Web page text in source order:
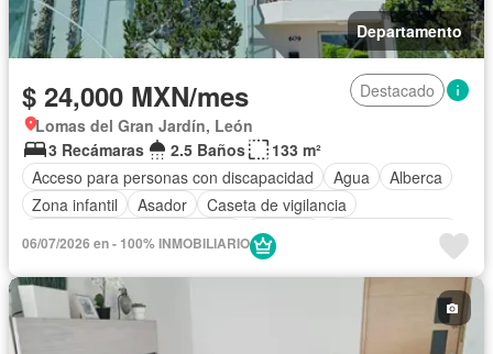
Departamento
$ 24,000 MXN/mes
Destacado
Lomas del Gran Jardín, León
3 Recámaras
2.5 Baños
133 m²
Acceso para personas con discapacidad
Agua
Alberca
Zona infantil
Asador
Caseta de vigilancia
Cisterna
Cocina equipada
Cuarto de servicio
Electricidad
Gas natural
Gimnasio
Internet
Recámara con closet
Televisión por cable
06/07/2026 en - 100% INMOBILIARIO